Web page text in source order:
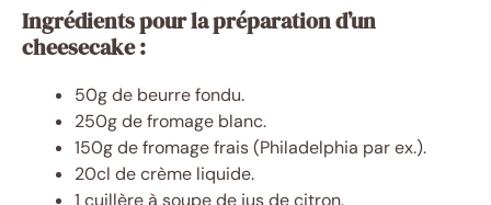
Ingrédients pour la préparation d’un
cheesecake :
50g de beurre fondu.
250g de fromage blanc.
150g de fromage frais (Philadelphia par ex.).
20cl de crème liquide.
1 cuillère à soupe de jus de citron.